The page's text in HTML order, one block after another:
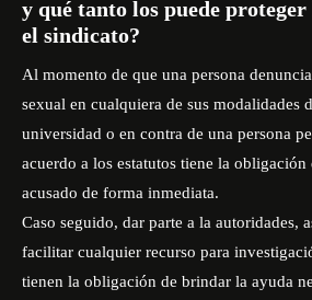
y qué tanto los puede
el sindicato?
Al momento de que una persona
sexual en cualquiera de sus modalidades
universidad o en contra de una persona
acuerdo a los estatutos tiene la obligación
acusado de forma inmediata.
Caso seguido, dar parte a la autoridades,
facilitar cualquier recurso para
tienen la obligación de brindar la ayuda